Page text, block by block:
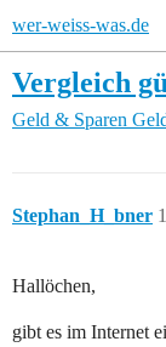
wer-weiss-was.de
Vergleich
Geld & Sparen
Stephan_H_bner 1
Hallöchen,
gibt es im Internet